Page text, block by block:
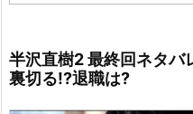
半沢直樹2 最終回ネタ
裏切る!?退職は?